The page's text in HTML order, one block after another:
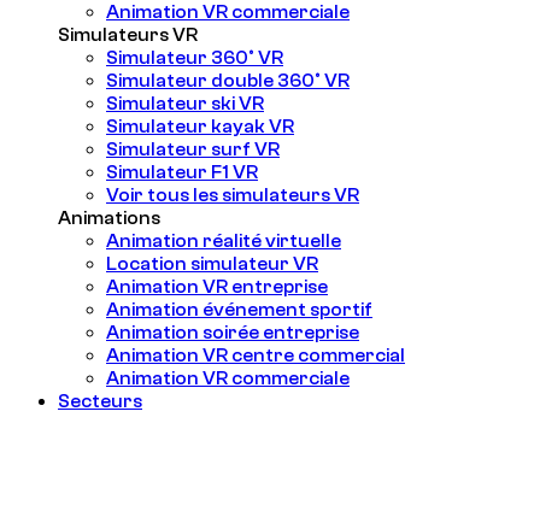
Animation VR commerciale
Simulateurs VR
Simulateur 360° VR
Simulateur double 360° VR
Simulateur ski VR
Simulateur kayak VR
Simulateur surf VR
Simulateur F1 VR
Voir tous les simulateurs VR
Animations
Animation réalité virtuelle
Location simulateur VR
Animation VR entreprise
Animation événement sportif
Animation soirée entreprise
Animation VR centre commercial
Animation VR commerciale
Secteurs